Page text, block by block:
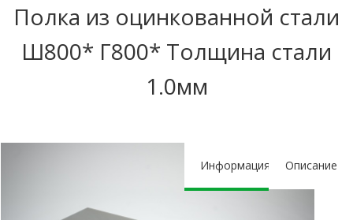
Полка из оцинкованной стали
Ш800* Г800* Толщина стали
1.0мм
Информация Описание